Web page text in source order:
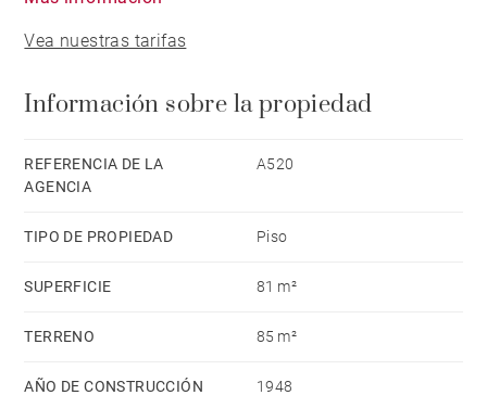
Parking. Within walking distance to shops and
Vea nuestras tarifas
Información sobre la propiedad
REFERENCIA DE LA
AGENCIA
A520
TIPO DE PROPIEDAD Piso
SUPERFICIE 81 m²
TERRENO 85 m²
AÑO DE CONSTRUCCIÓN 1948